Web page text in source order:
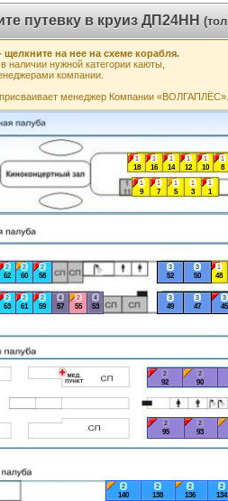
путевку в круиз ДП24НН
на нее на схеме корабля.
нужной категории каюты,
компании.
менеджер Компании «ВОЛГАПЛЁС».
1
1
1
10
1
12
2
134
2
136
2
138
1
14
2
140
1
16
1
18
1
3
3
45
3
47
1
48
3
49
1
5
3
50
3
52
4
53
2
55
4
57
2
58
2
59
2
60
2
61
2
62
2
63
1
7
1
8
1
9
2
90
2
92
2
93
2
95